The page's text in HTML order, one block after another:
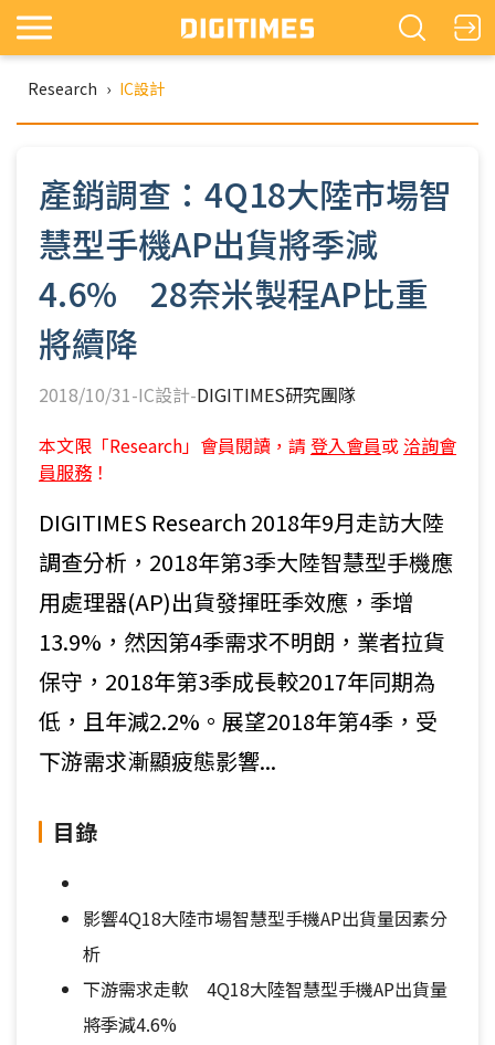
Research › IC設計
產銷調查：4Q18大陸市場智
慧型手機AP出貨將季減
4.6% 28奈米製程AP比重
將續降
2018/10/31-IC設計-DIGITIMES研究團隊
本文限「Research」會員閱讀，請 登入會員或 洽詢會
員服務 ！
DIGITIMES Research 2018年9月走訪大陸
調查分析，2018年第3季大陸智慧型手機應
用處理器(AP)出貨發揮旺季效應，季增
13.9%，然因第4季需求不明朗，業者拉貨
保守，2018年第3季成長較2017年同期為
低，且年減2.2%。展望2018年第4季，受
下游需求漸顯疲態影響...
目錄
影響4Q18大陸市場智慧型手機AP出貨量因素分
析
下游需求走軟 4Q18大陸智慧型手機AP出貨量
將季減4.6%